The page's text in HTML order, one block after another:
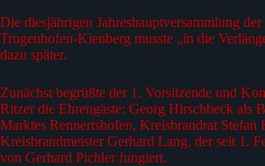
Die diesjährigen Jahreshauptversammlung
Trugenhofen-Kienberg musste „in die
dazu später.
Zunächst begrüßte der 1. Vorsitzende und
Ritzer die Ehrengäste: Georg Hirschbeck als
Marktes Rennertshofen, Kreisbrandrat Stefan
Kreisbrandmeister Gerhard Lang, der seit 1.
von Gerhard Pichler fungiert.